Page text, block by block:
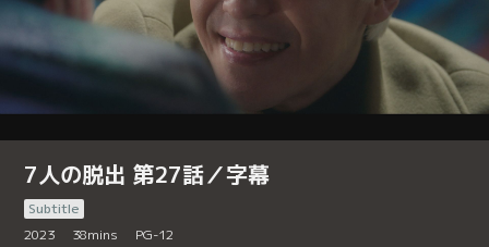
7人の脱出 第27話／字幕
Subtitle
2023
38mins PG-12